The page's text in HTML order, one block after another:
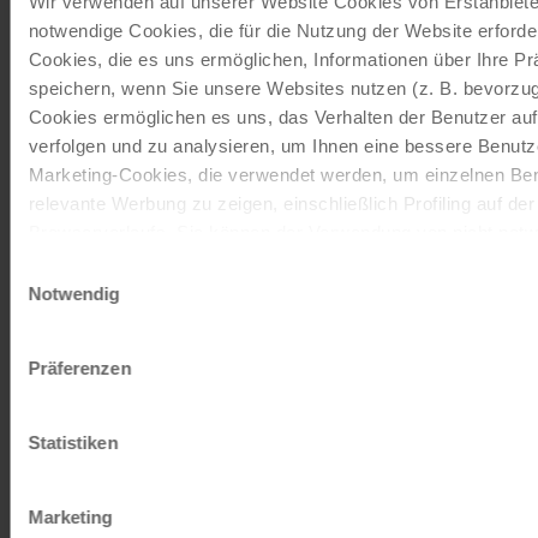
notwendige Cookies, die für die Nutzung der Website
Cookies, die es uns ermöglichen, Informationen über Ihre
speichern, wenn Sie unsere Websites nutzen (z. B.
Cookies ermöglichen es uns, das Verhalten der Benutzer
verfolgen und zu analysieren, um Ihnen eine bessere
Marketing-Cookies, die verwendet werden, um einzelnen
relevante Werbung zu zeigen, einschließlich Profiling auf
entscheiden, nur notwendige Cookies zu verwenden, indem
Impressum
Notwendig
Präferenzen
Statistiken
Marketing
Schenken Sie unvergessliche
Momente!
Mit einem Reisegutschein haben Sie
immer das passende Geschenk.